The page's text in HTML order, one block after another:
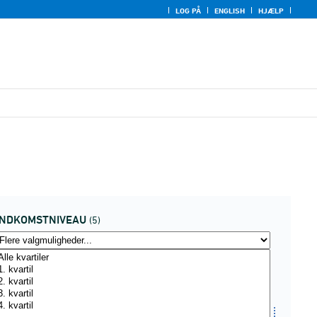
LOG PÅ ENGLISH HJÆLP
(5)